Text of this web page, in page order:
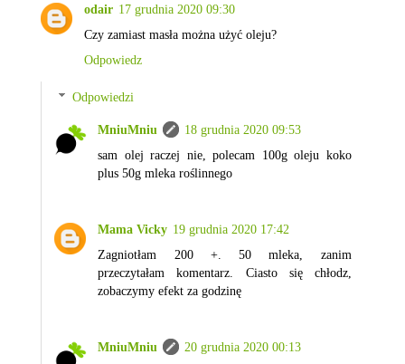
odair 17 grudnia 2020 09:30
Czy zamiast masła można użyć oleju?
Odpowiedz
Odpowiedzi
MniuMniu
18 grudnia 2020 09:53
sam olej raczej nie, polecam 100g oleju koko
plus 50g mleka roślinnego
Mama Vicky 19 grudnia 2020 17:42
Zagniotłam 200 +. 50 mleka, zanim
przeczytałam komentarz. Ciasto się chłodz,
zobaczymy efekt za godzinę
MniuMniu
20 grudnia 2020 00:13